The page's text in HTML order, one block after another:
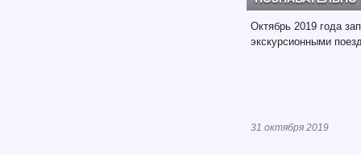
Октябрь 2019 года
экскурсионными
31 октября 2019